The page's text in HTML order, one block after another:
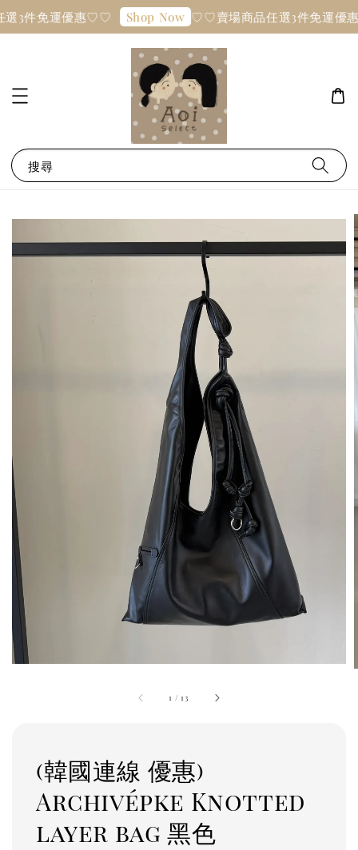
3件免運優惠♡♡ Shop Now ♡♡賣場商品任選3件免運優
搜尋
1 /13
(韓國連線 優惠)
Archivépke Knotted
layer bag 黑色